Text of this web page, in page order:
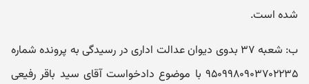
شده است.
ب: شعبه ۳۷ بدوی دیوان عدالت اداری در رسیدگی به پرونده شماره
۹۵۰۹۹۸۰۹۰۳۷۰۲۲۳۵ با موضوع دادخواست آقای سید باقر رفیعی